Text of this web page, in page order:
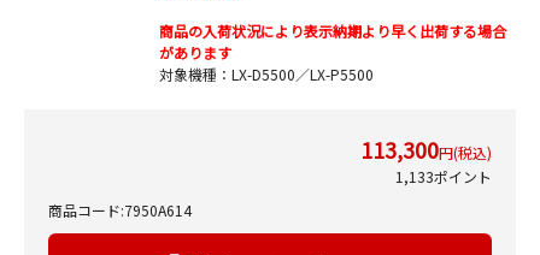
商品の入荷状況により表示納期より早く出荷する場合
があります
対象機種：LX-D5500／LX-P5500
113,300円(税込)
1,133ポイント
商品コード:7950A614